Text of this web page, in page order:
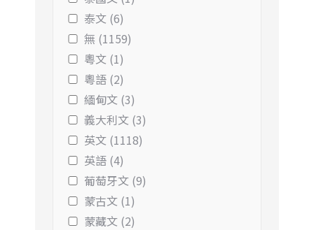
泰文 (6)
無 (1159)
粵文 (1)
粵語 (2)
緬甸文 (3)
義大利文 (3)
英文 (1118)
英語 (4)
葡萄牙文 (9)
蒙古文 (1)
蒙藏文 (2)